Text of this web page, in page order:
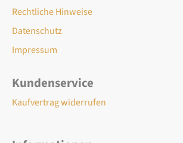
Rechtliche Hinweise
Datenschutz
Impressum
Kundenservice
Kaufvertrag widerrufen